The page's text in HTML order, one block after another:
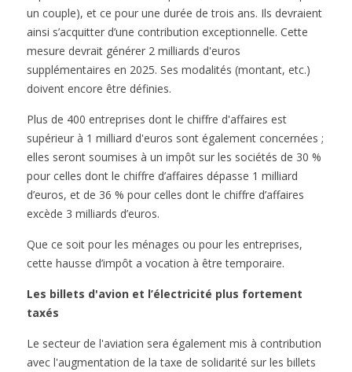
un couple), et ce pour une durée de trois ans. Ils devraient
ainsi s’acquitter d’une contribution exceptionnelle. Cette
mesure devrait générer 2 milliards d'euros
supplémentaires en 2025. Ses modalités (montant, etc.)
doivent encore être définies.
Plus de 400 entreprises dont le chiffre d'affaires est
supérieur à 1 milliard d'euros sont également concernées ;
elles seront soumises à un impôt sur les sociétés de 30 %
pour celles dont le chiffre d’affaires dépasse 1 milliard
d’euros, et de 36 % pour celles dont le chiffre d’affaires
excède 3 milliards d’euros.
Que ce soit pour les ménages ou pour les entreprises,
cette hausse d’impôt a vocation à être temporaire.
Les billets d'avion et l’électricité plus fortement
taxés
Le secteur de l'aviation sera également mis à contribution
avec l'augmentation de la taxe de solidarité sur les billets